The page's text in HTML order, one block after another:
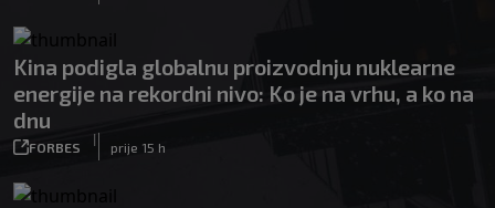
Kina podigla globalnu proizvodnju nuklearne
energije na rekordni nivo: Ko je na vrhu, a ko na
dnu
FORBES
|
prije 15 h